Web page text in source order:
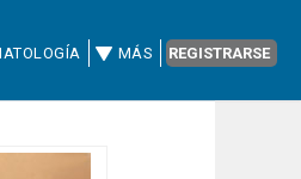
MÁS REGISTRARSE